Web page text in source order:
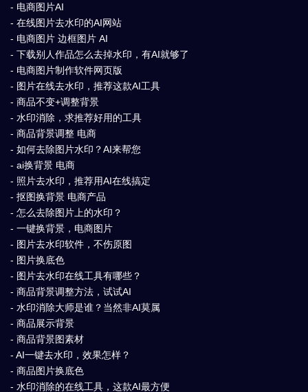
- 电商图片AI
- 在线图片去水印的AI网站
- 电商图片 边框图片 AI
- 下载别人作品怎么去掉水印，有AI就够了
- 电商图片制作软件网页版
- 图片在线去水印，推荐这款AI工具
- 商品不变+调整背景
- 水印消除，求推荐好用的工具
- 商品背景调整 电商
- 如何去除图片水印？AI来帮您
- ai换背景 电商
- 照片去水印，推荐用AI在线搞定
- 抠图换背景 电商产品
- 怎么去除图片上的水印？
- 一键换背景，电商图片
- 图片去水印软件，不伤原图
- 图片换底色
- 图片去水印在线工具有哪些？
- 商品背景调整方法，试试AI
- 水印消除大师是谁？当然非AI莫属
- 商品展示背景
- 商品背景图素材
- AI一键去水印，效果怎样？
- 商品图片换底色
- 水印消除的在线工具，这款AI最方便